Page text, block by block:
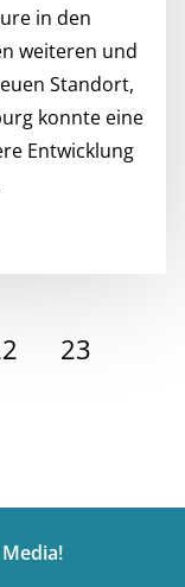
in den
weiteren und
Standort,
konnte eine
Entwicklung
23